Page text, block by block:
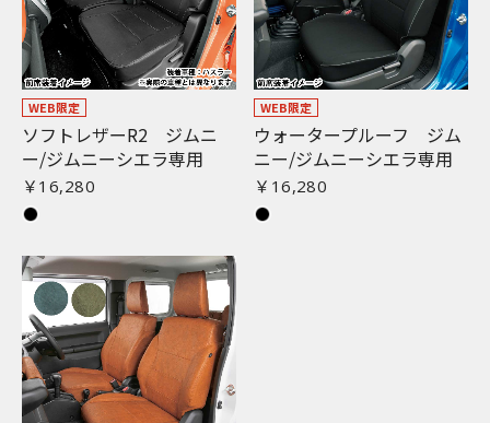
WEB限定
ソフトレザーR2 ジムニ
ー/ジムニーシエラ専用
￥16,280
WEB限定
ウォータープルーフ ジム
ニー/ジムニーシエラ専用
￥16,280
お買い物を続ける カートへ進む